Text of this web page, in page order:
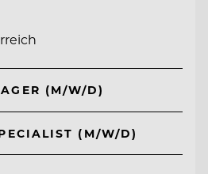
(M/W/D)
(M/W/D)